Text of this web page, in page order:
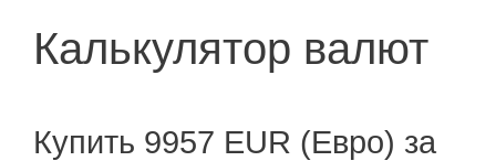
Калькулятор валют
Купить 9957 EUR (Евро) за